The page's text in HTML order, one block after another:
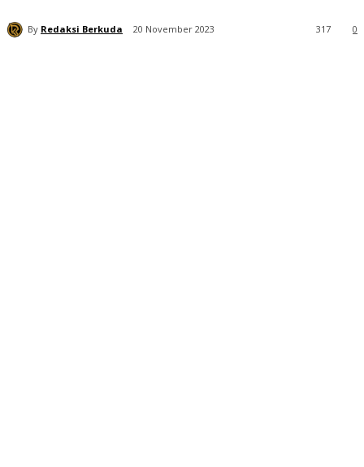
By Redaksi Berkuda 20 November 2023 0
317